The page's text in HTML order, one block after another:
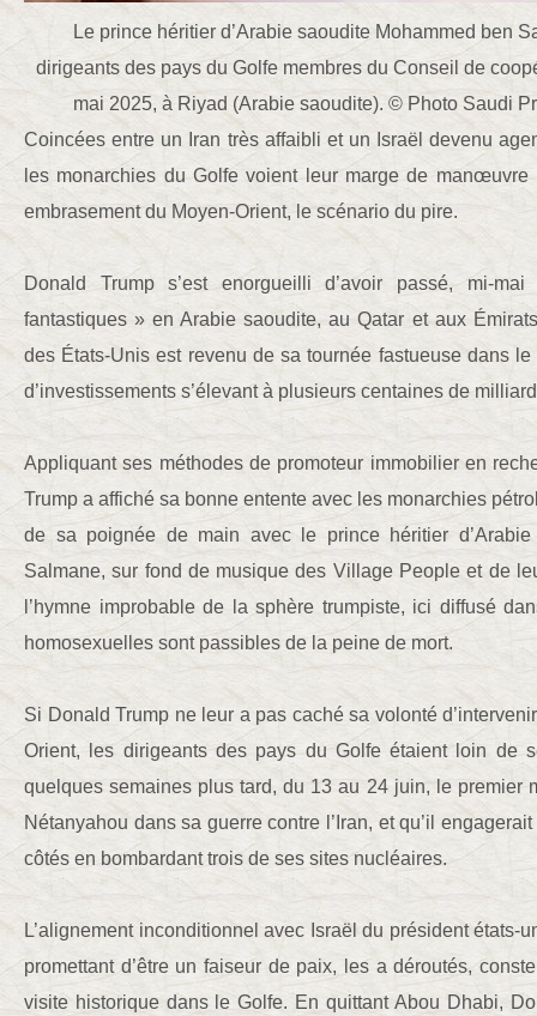
Le prince héritier d’Arabie saoudite Mohammed ben
dirigeants des pays du Golfe membres du Conseil de
mai 2025, à Riyad (Arabie saoudite). © Photo Saudi
Coincées entre un Iran très affaibli et un Israël devenu
les monarchies du Golfe voient leur marge de manœuvre
embrasement du Moyen-Orient, le scénario du pire.
Donald Trump s’est enorgueilli d’avoir passé, mi-
fantastiques » en Arabie saoudite, au Qatar et aux
des États-Unis est revenu de sa tournée fastueuse dans
d’investissements s’élevant à plusieurs centaines de
Appliquant ses méthodes de promoteur immobilier en
Trump a affiché sa bonne entente avec les monarchies
de sa poignée de main avec le prince héritier d’Arabie
Salmane, sur fond de musique des Village People et de
l’hymne improbable de la sphère trumpiste, ici diffusé
homosexuelles sont passibles de la peine de mort.
Si Donald Trump ne leur a pas caché sa volonté
Orient, les dirigeants des pays du Golfe étaient loin de
quelques semaines plus tard, du 13 au 24 juin, le premier
Nétanyahou dans sa guerre contre l’Iran, et qu’il
côtés en bombardant trois de ses sites nucléaires.
L’alignement inconditionnel avec Israël du président états-
promettant d’être un faiseur de paix, les a déroutés,
visite historique dans le Golfe. En quittant Abou Dhabi,